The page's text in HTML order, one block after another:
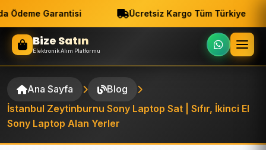
Ödeme Garantisi Ücretsiz Kargo Tüm Türkiye
Bize Satın
Elektronik Alım Platformu
Ana Sayfa
Blog
İstanbul Zeytinburnu Sony Laptop Sat | Sıfır, İkinci El
Sony Laptop Alan Yerler